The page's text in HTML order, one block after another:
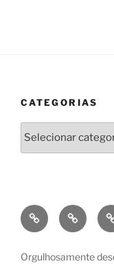
CATEGORIAS
Categorias
GooglePlayAmazon
Orgulhosamente